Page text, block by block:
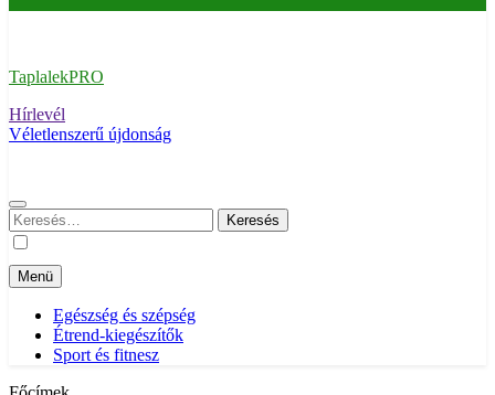
TaplalekPRO
Hírlevél
Véletlenszerű újdonság
Keresés:
Menü
Egészség és szépség
Étrend-kiegészítők
Sport és fitnesz